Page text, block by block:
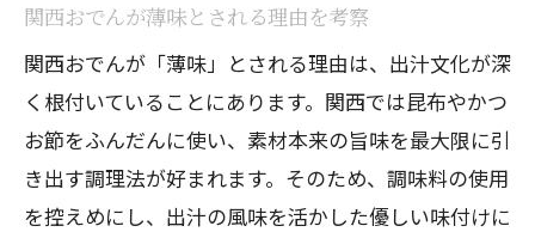
関西おでんが薄味とされる理由を考察
関西おでんが「薄味」とされる理由は、出汁文化が深
く根付いていることにあります。関西では昆布やかつ
お節をふんだんに使い、素材本来の旨味を最大限に引
き出す調理法が好まれます。そのため、調味料の使用
を控えめにし、出汁の風味を活かした優しい味付けに